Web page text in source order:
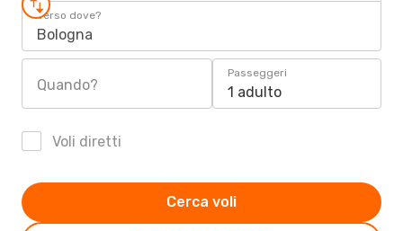
Verso dove?
Bologna
Quando?
Passeggeri
1 adulto
Voli diretti
Cerca voli